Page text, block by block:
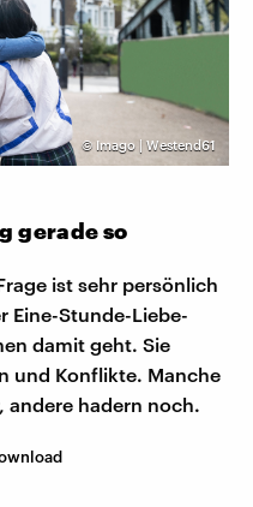
© Imago | Westend61
gerade so
ist sehr persönlich
Eine-Stunde-Liebe-
damit geht. Sie
und Konflikte. Manche
andere hadern noch.